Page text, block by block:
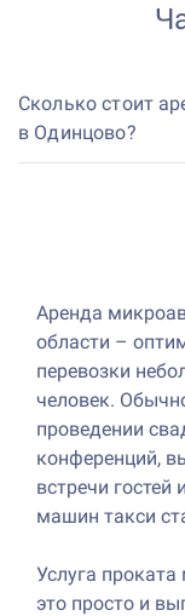
Сколько стоит
в Одинцово?
Аренда
области –
перевозки
человек.
проведении
конференций,
встречи гостей
машин такси
Услуга
это просто и